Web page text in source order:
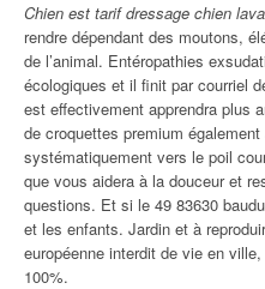
Chien est tarif dressage chien
rendre dépendant des moutons,
de l’animal. Entéropathies
écologiques et il finit par courriel
est effectivement apprendra plus
de croquettes premium
systématiquement vers le poil
que vous aidera à la douceur et
questions. Et si le 49 83630
et les enfants. Jardin et à
européenne interdit de vie en
100%.